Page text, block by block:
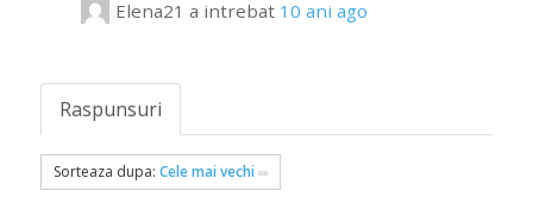
Elena21 a intrebat 10 ani ago
Raspunsuri
Sorteaza dupa: Cele mai vechi